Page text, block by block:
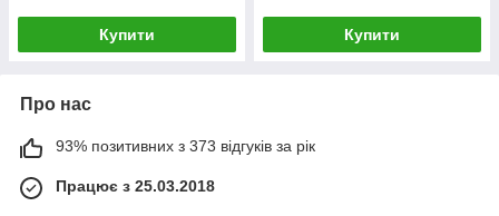
Купити Купити
Про нас
93% позитивних з 373 відгуків за рік
Працює з 25.03.2018